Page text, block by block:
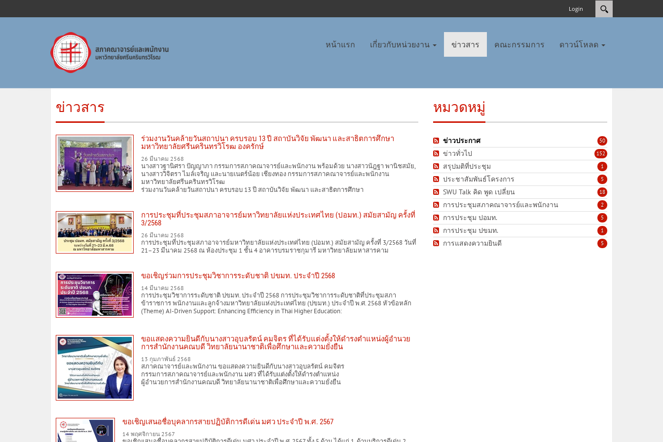
Login
หน้าแรก เกี่ยวกับหน่วยงาน ข่าวสาร คณะกรรมการ ดาวน์โหลด
ข่าวสาร
ร่วมงานวันคล้ายวันสถาปนา ครบรอบ 13 ปี สถาบันวิจัย พัฒนา และสาธิตการศึกษา
มหาวิทยาลัยศรีนครินทรวิโรฒ องครักษ์
26 มีนาคม 2568
นางสาวฐานิศรา ปัญญาภา กรรมการสภาคณาจารย์และพนักงาน พร้อมด้วย นางสาวนัฎฐา พานิชสมัย,
นางสาววิจิตรา ไมล์เจริญ และนายเนตร์น้อย เชียงทอง กรรมการสภาคณาจารย์และพนักงาน
มหาวิทยาลัยศรีนครินทรวิโรฒ
ร่วมงานวันคล้ายวันสถาปนา ครบรอบ 13 ปี สถาบันวิจัย พัฒนา และสาธิตการศึกษา
การประชุมที่ประชุมสภาอาจารย์มหาวิทยาลัยแห่งประเทศไทย (ปอมท.) สมัยสามัญ ครั้งที่
3/2568
26 มีนาคม 2568
การประชุมที่ประชุมสภาอาจารย์มหาวิทยาลัยแห่งประเทศไทย (ปอมท.) สมัยสามัญ ครั้งที่ 3/2568 วันที่
21–23 มีนาคม 2568 ณ ห้องประชุม 1 ชั้น 4 อาคารบรมราชกุมารี มหาวิทยาลัยมหาสารคาม
ขอเชิญร่วมการประชุมวิชาการระดับชาติ ปขมท. ประจำปี 2568
14 มีนาคม 2568
การประชุมวิชาการระดับชาติ ปขมท. ประจำปี 2568 การประชุมวิชาการระดับชาติที่ประชุมสภา
ข้าราชการ พนักงานและลูกจ้างมหาวิทยาลัยแห่งประเทศไทย (ปขมท.) ประจำปี พ.ศ. 2568 หัวข้อหลัก
(Theme) AI-Driven Support: Enhancing Efficiency in Thai Higher Education:
ขอแสดงความยินดีกับนางสาวอุบลรัตน์ คมจิตร ที่ได้รับแต่งตั้งให้ดำรงตำแหน่งผู้อำนวย
การสำนักงานคณบดี วิทยาลัยนานาชาติเพื่อศึกษาและความยั่งยืน
13 กุมภาพันธ์ 2568
สภาคณาจารย์และพนักงาน ขอแสดงความยินดีกับนางสาวอุบลรัตน์ คมจิตร
กรรมการสภาคณาจารย์และพนักงาน มศว ที่ได้รับแต่งตั้งให้ดำรงตำแหน่ง
ผู้อำนวยการสำนักงานคณบดี วิทยาลัยนานาชาติเพื่อศึกษาและความยั่งยืน
ขอเชิญเสนอชื่อบุคลากรสายปฏิบัติการดีเด่น มศว ประจำปี พ.ศ. 2567
14 พฤศจิกายน 2567
หมวดหมู่
50
ข่าวประกาศ
152
ข่าวทั่วไป
1
สรุปมติที่ประชุม
5
ประชาสัมพันธ์โครงการ
18
SWU Talk คิด พูด เปลี่ยน
2
การประชุมสภาคณาจารย์และพนักงาน
5
การประชุม ปอมท.
1
การประชุม ปขมท.
5
การแสดงความยินดี